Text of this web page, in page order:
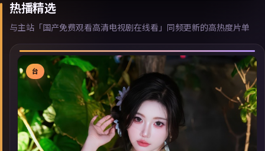
热播精选
与主站「国产免费观看高清电视剧在线看」同频更新的高热度片单
▶
台